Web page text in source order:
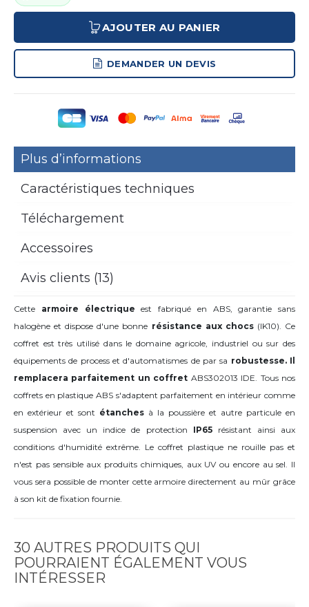
AJOUTER AU PANIER
DEMANDER UN DEVIS
Plus d’informations
Caractéristiques techniques
Téléchargement
Accessoires
Avis clients (13)
Cette armoire électrique est fabriqué en ABS, garantie sans
halogène et dispose d'une bonne résistance aux chocs(IK10). Ce
coffret est très utilisé dans le domaine agricole, industriel ou sur des
équipements de process et d'automatismes de par sa robustesse. Il
remplacera parfaitement un coffret ABS302013 IDE. Tous nos
coffrets en plastique ABS s'adaptent parfaitement en intérieur comme
en extérieur et sont étanches à la poussière et autre particule en
suspension avec un indice de protection IP65résistant ainsi aux
conditions d'humidité extrême. Le coffret plastique ne rouille pas et
n'est pas sensible aux produits chimiques, aux UV ou encore au sel. Il
vous sera possible de monter cette armoire directement au mûr grâce
à son kit de fixation fournie.
30 AUTRES PRODUITS QUI
POURRAIENT ÉGALEMENT VOUS
INTÉRESSER